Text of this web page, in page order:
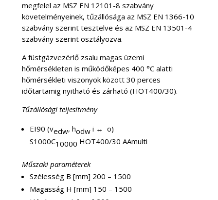
megfelel az MSZ EN 12101-8 szabvány
követelményeinek, tűzállósága az MSZ EN 1366-10
szabvány szerint tesztelve és az MSZ EN 13501-4
szabvány szerint osztályozva.
A füstgázvezérlő zsalu magas üzemi
hőmérsékleten is működőképes 400 °C alatti
hőmérsékleti viszonyok között 30 perces
időtartamig nyitható és zárható (HOT400/30).
Tűzállósági teljesítmény
EI90 (vedw, hodwi ↔ o)
S1000C10000 HOT400/30 AAmulti
Műszaki paraméterek
Szélesség B [mm] 200 – 1500
Magasság H [mm] 150 – 1500